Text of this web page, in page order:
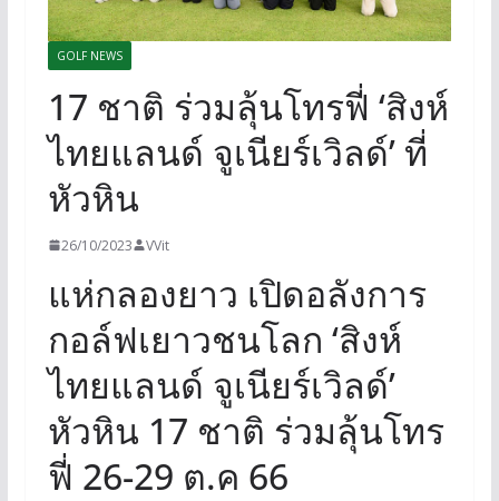
GOLF NEWS
17 ชาติ ร่วมลุ้นโทรฟี่ ‘สิงห์
ไทยแลนด์ จูเนียร์เวิลด์’ ที่
หัวหิน
26/10/2023 VVit
แห่กลองยาว เปิดอลังการ
กอล์ฟเยาวชนโลก ‘สิงห์
ไทยแลนด์ จูเนียร์เวิลด์’
หัวหิน 17 ชาติ ร่วมลุ้นโทร
ฟี่ 26-29 ต.ค 66